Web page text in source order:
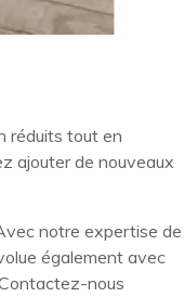
réduits tout en
ajouter de nouveaux
notre expertise de
également avec
nous